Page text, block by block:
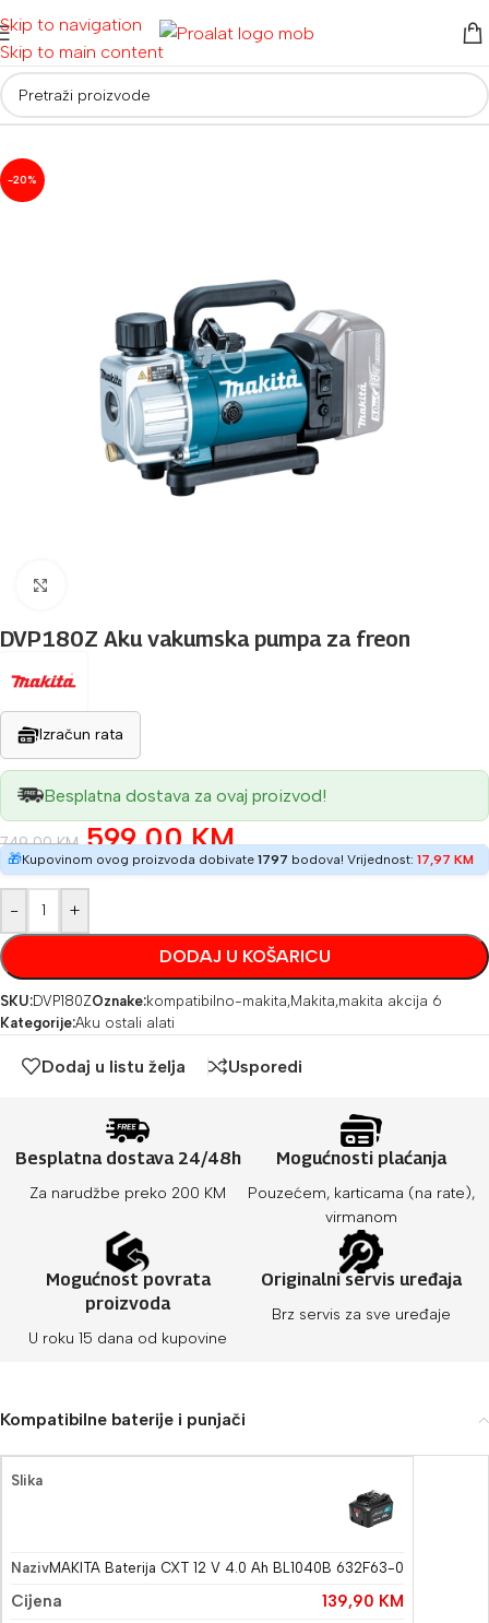
Skip to navigation
Skip to main content
Početna/ Akumulatorski alati
-20%
DVP180Z Aku vakumska pumpa za freon
Izračun rata
Besplatna dostava za ovaj proizvod!
749,00KM 599,00KM
🎁Kupovinom ovog proizvoda dobivate 1797 bodova! Vrijednost: 17,97 KM
- +
DODAJ U KOŠARICU
SKU:DVP180ZOznake:kompatibilno-makita,Makita,makita akcija 6
Kategorije:Aku ostali alati
Dodaj u listu želja Usporedi
Besplatna dostava 24/48h
Za narudžbe preko 200 KM
Mogućnosti plaćanja
Pouzećem, karticama (na rate),
virmanom
Mogućnost povrata
proizvoda
U roku 15 dana od kupovine
Originalni servis uređaja
Brz servis za sve uređaje
Kompatibilne baterije i punjači
MAKITA Baterija CXT 12 V 4.0 Ah BL1040B 632F63-0
139,90 KM